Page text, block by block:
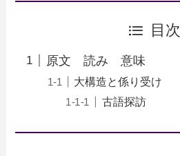
目次
原文 読み 意味
大構造と係り受け
古語探訪